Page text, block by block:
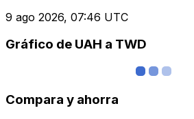
9 ago 2026, 07:46 UTC
Gráfico de UAH a TWD
Compara y ahorra